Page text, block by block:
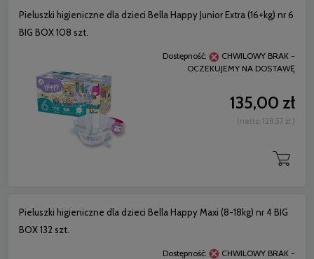
Pieluszki higieniczne dla dzieci Bella Happy Junior Extra (16+kg) nr 6
BIG BOX 108 szt.
Dostępność:
CHWILOWY BRAK -
OCZEKUJEMY NA DOSTAWĘ
135,00 zł
(netto: 128,57 zł )
Pieluszki higieniczne dla dzieci Bella Happy Maxi (8-18kg) nr 4 BIG
BOX 132 szt.
Dostępność:
CHWILOWY BRAK -